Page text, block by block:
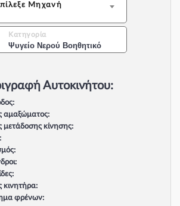
Μηχανή
Κατηγορία
Ψυγείο Νερού Βοηθητικό
Αυτοκινήτου:
αμαξώματος:
μετάδοσης κίνησης:
κινητήρα:
φρένων: